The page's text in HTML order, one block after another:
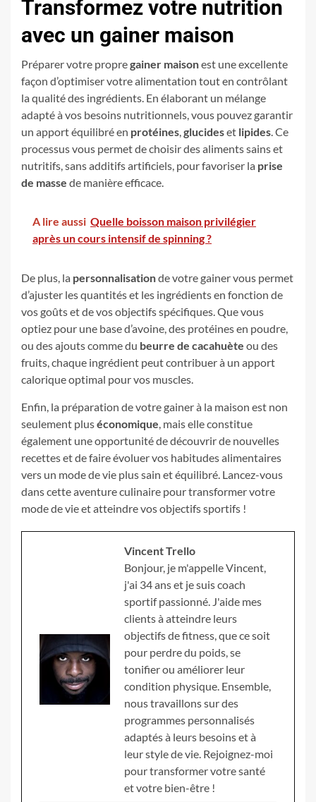
Transformez votre nutrition
avec un gainer maison
Préparer votre propregainer maisonest une excellente
façon d’optimiser votre alimentation tout en contrôlant
la qualité des ingrédients. En élaborant un mélange
adapté à vos besoins nutritionnels, vous pouvez garantir
un apport équilibré en protéines,glucideset lipides. Ce
processus vous permet de choisir des aliments sains et
nutritifs, sans additifs artificiels, pour favoriser la prise
de masse de manière efficace.
A lire aussi Quelle boisson maison privilégier
après un cours intensif de spinning ?
De plus, la personnalisationde votre gainer vous permet
d’ajuster les quantités et les ingrédients en fonction de
vos goûts et de vos objectifs spécifiques. Que vous
optiez pour une base d’avoine, des protéines en poudre,
ou des ajouts comme du beurre de cacahuète ou des
fruits, chaque ingrédient peut contribuer à un apport
calorique optimal pour vos muscles.
Enfin, la préparation de votre gainer à la maison est non
seulement pluséconomique, mais elle constitue
également une opportunité de découvrir de nouvelles
recettes et de faire évoluer vos habitudes alimentaires
vers un mode de vie plus sain et équilibré. Lancez-vous
dans cette aventure culinaire pour transformer votre
mode de vie et atteindre vos objectifs sportifs !
Vincent Trello
Bonjour, je m'appelle Vincent,
j'ai 34 ans et je suis coach
sportif passionné. J'aide mes
clients à atteindre leurs
objectifs de fitness, que ce soit
pour perdre du poids, se
tonifier ou améliorer leur
condition physique. Ensemble,
nous travaillons sur des
programmes personnalisés
adaptés à leurs besoins et à
leur style de vie. Rejoignez-moi
pour transformer votre santé
et votre bien-être !